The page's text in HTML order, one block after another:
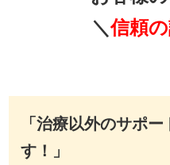
＼信頼
「治療以外のサポ
す！」